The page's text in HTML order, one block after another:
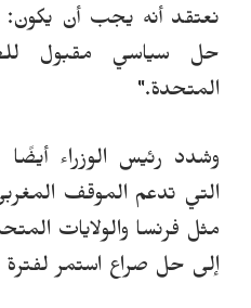
نعتقد أنه يجب أن يكون:
حل سياسي مقبول
المتحدة."
وشدد رئيس الوزراء أيضًا
التي تدعم الموقف
مثل فرنسا والولايات
إلى حل صراع استمر